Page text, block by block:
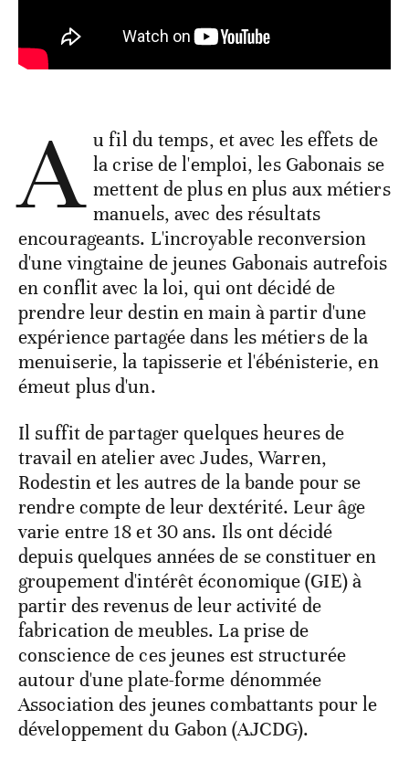
A u fil du temps, et avec les effets de
la crise de l'emploi, les Gabonais se
mettent de plus en plus aux métiers
manuels, avec des résultats
encourageants. L'incroyable reconversion
d'une vingtaine de jeunes Gabonais autrefois
en conflit avec la loi, qui ont décidé de
prendre leur destin en main à partir d'une
expérience partagée dans les métiers de la
menuiserie, la tapisserie et l'ébénisterie, en
émeut plus d'un.
Il suffit de partager quelques heures de
travail en atelier avec Judes, Warren,
Rodestin et les autres de la bande pour se
rendre compte de leur dextérité. Leur âge
varie entre 18 et 30 ans. Ils ont décidé
depuis quelques années de se constituer en
groupement d'intérêt économique (GIE) à
partir des revenus de leur activité de
fabrication de meubles. La prise de
conscience de ces jeunes est structurée
autour d'une plate-forme dénommée
Association des jeunes combattants pour le
développement du Gabon (AJCDG).